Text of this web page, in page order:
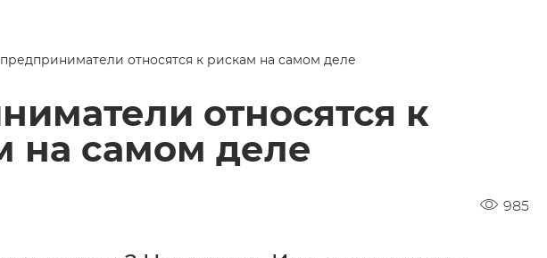
предприниматели относятся к рискам на самом деле
относятся к
на самом деле
985